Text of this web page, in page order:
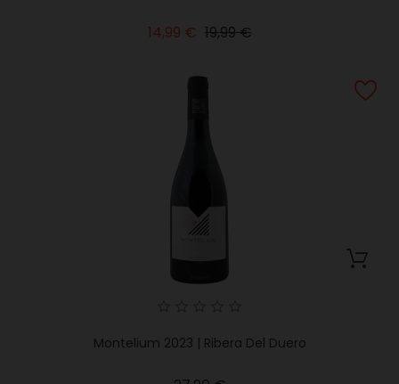
14,99 € Precio
19,99 €Precio
Montelium 2023 | Ribera Del Duero